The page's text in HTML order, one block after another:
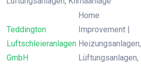
Teddington
Luftschleieranlagen
GmbH
Home
Improvement |
Heizungsanlagen,
Lüftungsanlagen,